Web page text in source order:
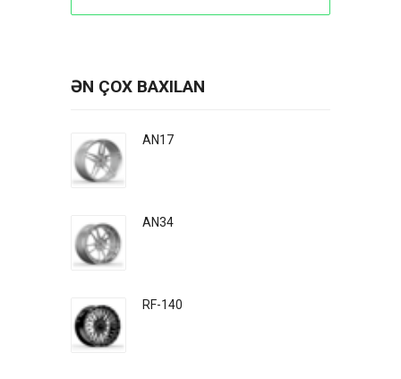
ƏN ÇOX BAXILAN
AN17
AN34
RF-140